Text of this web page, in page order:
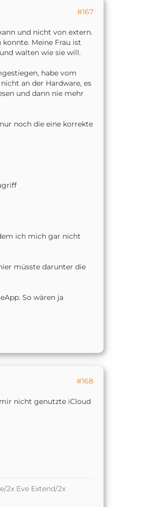
#167
und nicht von extern.
Meine Frau ist
walten wie sie will.
habe vom
an der Hardware, es
und dann nie mehr
noch die eine korrekte
ich mich gar nicht
müsste darunter die
So wären ja
#168
nicht genutzte iCloud
2x Eve Extend/2x